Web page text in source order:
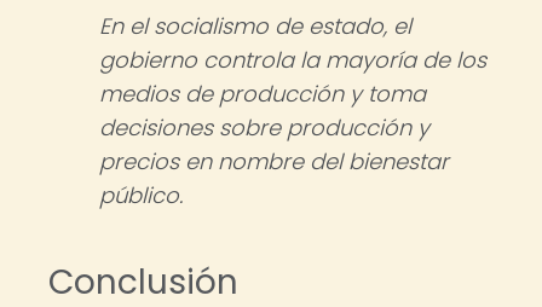
En el socialismo de estado, el
gobierno controla la mayoría de los
medios de producción y toma
decisiones sobre producción y
precios en nombre del bienestar
público.
Conclusión